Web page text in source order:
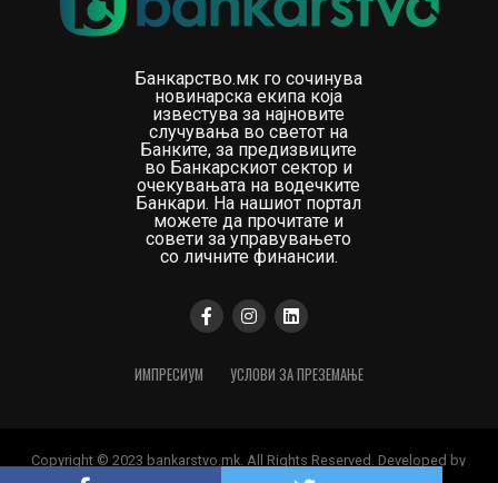
Банкарство.мк го сочинува
новинарска екипа која
известува за најновите
случувања во светот на
Банките, за предизвиците
во Банкарскиот сектор и
очекувањата на водечките
Банкари. На нашиот портал
можете да прочитате и
совети за управувањето
со личните финансии.
ИМПРЕСИУМ УСЛОВИ ЗА ПРЕЗЕМАЊЕ
Copyright © 2023 bankarstvo.mk. All Rights Reserved. Developed by